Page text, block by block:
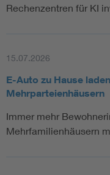
Rechenzentren für KI
15.07.2026
E-Auto zu Hause
Mehrparteienhäusern
Immer mehr
Mehrfamilienhäusern